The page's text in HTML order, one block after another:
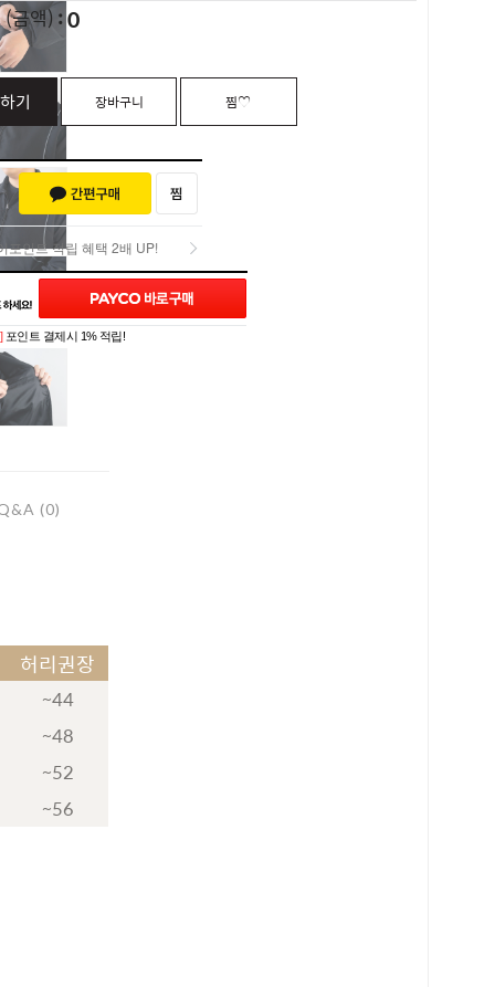
(금액) 0
기 장바구니 찜♡
포인트 적립 혜택 2배 UP!
포인트 적립 혜택 2배 UP!
포인트 결제시 1% 적립!
(0)
허리권장
~44
~48
~52
~56